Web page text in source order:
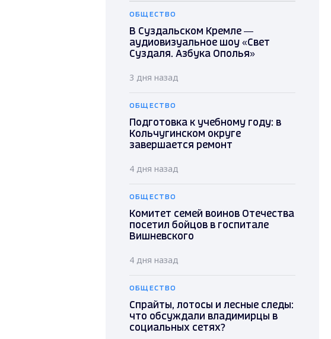
ОБЩЕСТВО
В Суздальском Кремле —
аудиовизуальное шоу «Свет
Суздаля. Азбука Ополья»
3 дня назад
ОБЩЕСТВО
Подготовка к учебному году: в
Кольчугинском округе
завершается ремонт
4 дня назад
ОБЩЕСТВО
Комитет семей воинов Отечества
посетил бойцов в госпитале
Вишневского
4 дня назад
ОБЩЕСТВО
Спрайты, лотосы и лесные следы:
что обсуждали владимирцы в
социальных сетях?